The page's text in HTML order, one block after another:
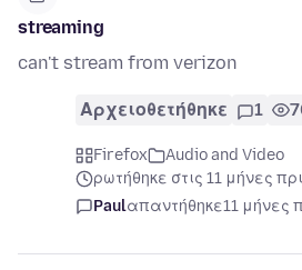
streaming
can't stream from verizon
Αρχειοθετήθηκε 1
Firefox
Audio and Video
ρωτήθηκε στις 11 μήνες
Paulαπαντήθηκε11 μήνες